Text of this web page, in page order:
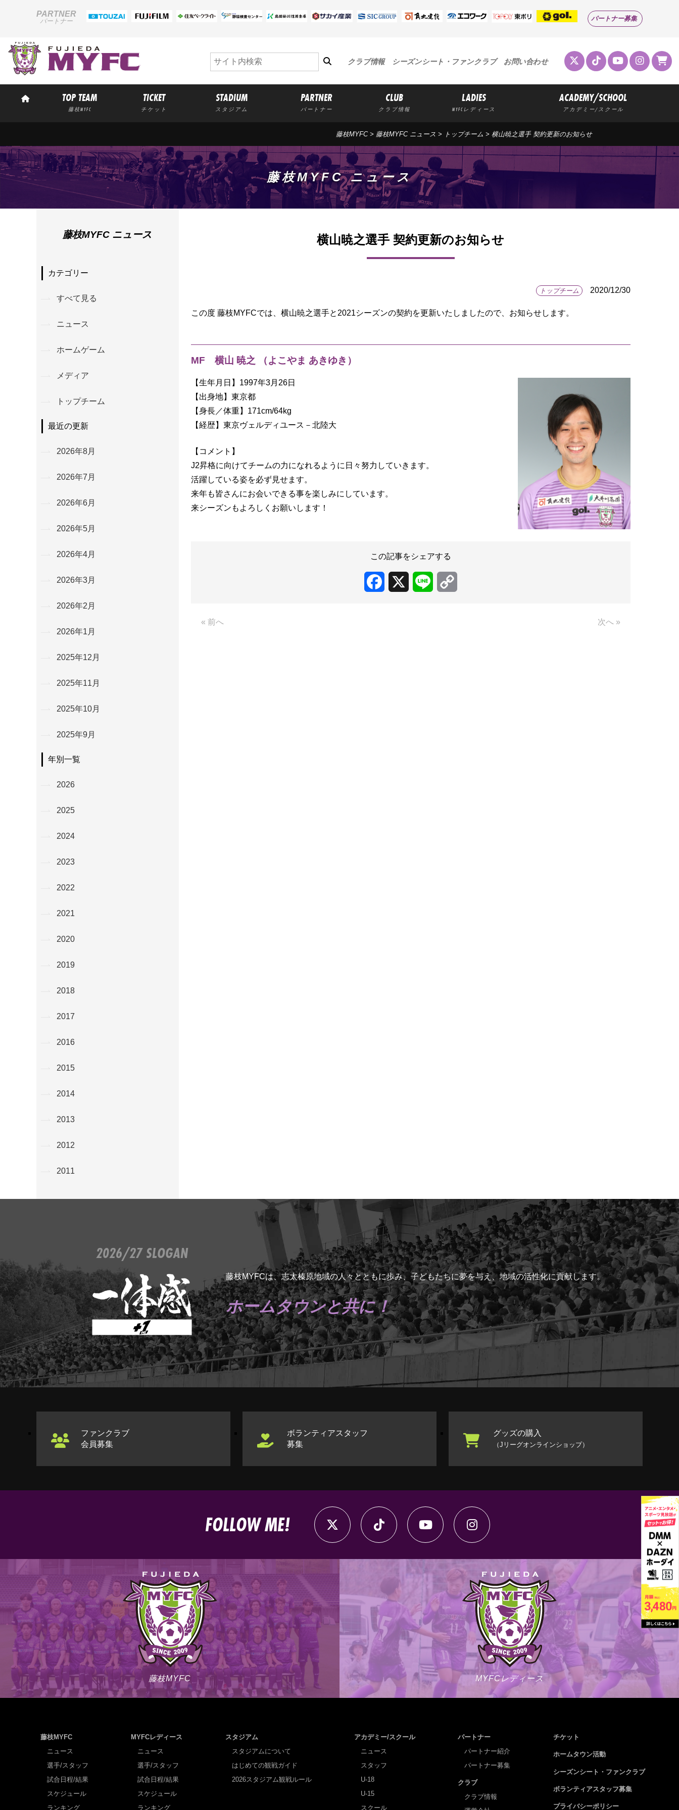
PARTNER
パートナー パートナー募集
クラブ情報 シーズンシート・ファンクラブ お問い合わせ
TOP TEAM
藤枝MYFC
TICKET
チケット
STADIUM
スタジアム
PARTNER
パートナー
CLUB
クラブ情報
LADIES
MYFCレディース
ACADEMY/SCHOOL
アカデミー/スクール
藤枝MYFC> 藤枝MYFC ニュース > トップチーム > 横山暁之選手 契約更新のお知らせ
藤枝MYFC ニュース
横山暁之選手 契約更新のお知らせ
トップチーム 2020/12/30
この度 藤枝MYFCでは、横山暁之選手と2021シーズンの契約を更新いたしましたので、お知らせします。
MF 横山 暁之 （よこやま あきゆき）
【生年月日】1997年3月26日
【出身地】東京都
【身長／体重】171cm/64kg
【経歴】東京ヴェルディユース－北陸大
【コメント】
J2昇格に向けてチームの力になれるように日々努力していきます。
活躍している姿を必ず見せます。
来年も皆さんにお会いできる事を楽しみにしています。
来シーズンもよろしくお願いします！
この記事をシェアする
Facebook Line
« 前へ 次へ »
藤枝MYFC ニュース
カテゴリー
すべて見る
ニュース
ホームゲーム
メディア
トップチーム
最近の更新
2026年8月
2026年7月
2026年6月
2026年5月
2026年4月
2026年3月
2026年2月
2026年1月
2025年12月
2025年11月
2025年10月
2025年9月
年別一覧
2026
2025
2024
2023
2022
2021
2020
2019
2018
2017
2016
2015
2014
2013
2012
2011
2026/27 SLOGAN
藤枝MYFCは、志太榛原地域の人々とともに歩み、子どもたちに夢を与え、地域の活性化に貢献します。
ホームタウンと共に！
ファンクラブ
会員募集
ボランティアスタッフ
募集
グッズの購入
（Jリーグオンラインショップ）
FOLLOW ME!
藤枝MYFC MYFCレディース
藤枝MYFC
ニュース
選手/スタッフ
試合日程/結果
スケジュール
ランキング
MYFCレディース
ニュース
選手/スタッフ
試合日程/結果
スケジュール
ランキング
スタジアム
スタジアムについて
はじめての観戦ガイド
2026スタジアム観戦ルール
アカデミー/スクール
ニュース
スタッフ
U-18
U-15
スクール
パートナー
パートナー紹介
パートナー募集
クラブ
クラブ情報
チケット
ホームタウン活動
シーズンシート・ファンクラブ
ボランティアスタッフ募集
プライバシーポリシー